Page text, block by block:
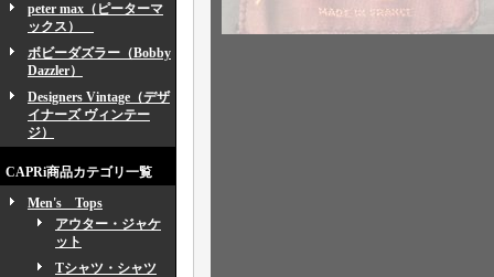
peter max（ピーターマ
ックス）
ボビーダズラー（Bobby
Dazzler）
Designers Vintage（デザ
イナーズ ヴィンテー
ジ）
CAPRi商品カテゴリ一覧
Men's Tops
アウター・ジャケ
ット
Tシャツ・シャツ